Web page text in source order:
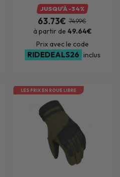
JUSQU'À -34%
63.73€ 74.99€
à partir de49.64€
Prix avec le code
RIDEDEALS26 inclus
LES PRIX EN ROUE LIBRE